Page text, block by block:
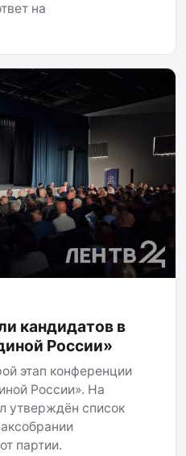
на
кандидатов в
России»
этап конференции
России». На
утверждён список
партии.